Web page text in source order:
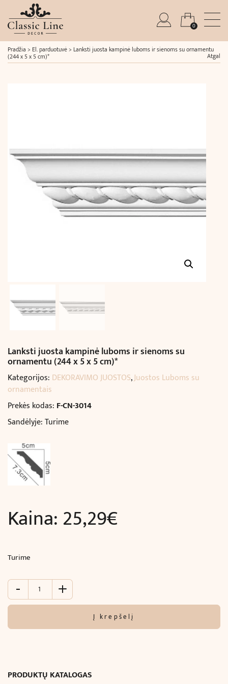
0
Pradžia > El. parduotuvė> Lanksti juosta kampinė luboms ir sienoms su ornamentu
(244 x 5 x 5 cm)* Atgal
Lanksti juosta kampinė luboms ir sienoms su
ornamentu (244 x 5 x 5 cm)*
Kategorijos: DEKORAVIMO JUOSTOS,Juostos Luboms su
ornamentais
Prekės kodas: F-CN-3014
Sandėlyje: Turime
Kaina:25,29€
Turime
-
Lanksti
kampinė
su
+
Į krepšelį
PRODUKTŲ KATALOGAS